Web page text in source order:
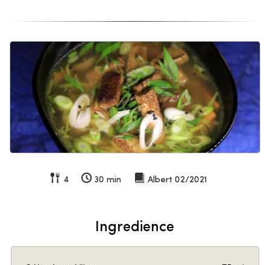
4 30 min Albert 02/2021
Ingredience